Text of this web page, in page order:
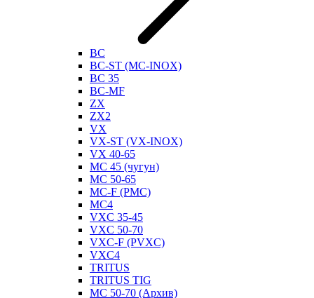
BC
BC-ST (MC-INOX)
BC 35
BC-MF
ZX
ZX2
VX
VX-ST (VX-INOX)
VX 40-65
MC 45 (чугун)
MC 50-65
MC-F (PMC)
MC4
VXC 35-45
VXC 50-70
VXC-F (PVXC)
VXC4
TRITUS
TRITUS TIG
MC 50-70 (Архив)